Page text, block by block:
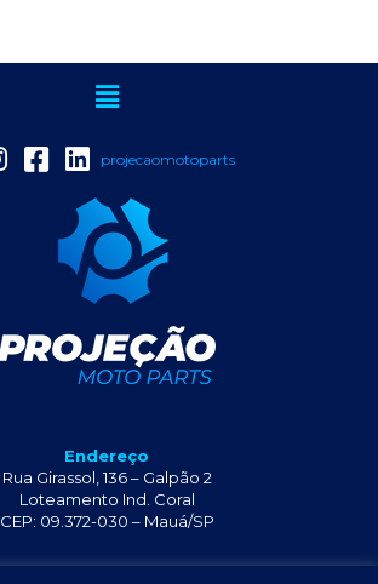
projecaomotoparts
Endereço
Rua Girassol, 136 – Galpão 2
Loteamento Ind. Coral
CEP: 09.372-030 – Mauá/SP